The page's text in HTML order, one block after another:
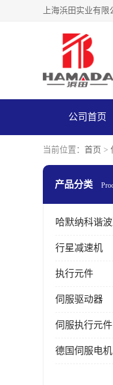
公司首页
当前位置： 首页 >
产品分类
哈默纳科谐
行星减速机
执行元件
伺服驱动器
伺服执行元件
德国伺服电机